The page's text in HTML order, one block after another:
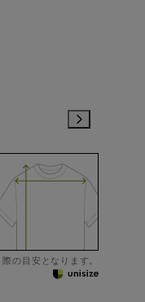
の目安となります。